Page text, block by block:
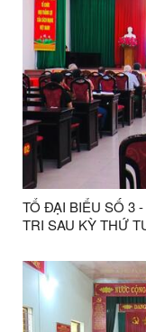
TỔ ĐẠI BIỂU SỐ 3
TRI SAU KỲ THỨ